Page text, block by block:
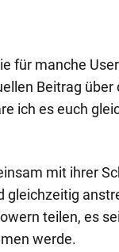
für manche
Beitrag über
ich es euch
mit ihrer
gleichzeitig
teilen, es
werde.